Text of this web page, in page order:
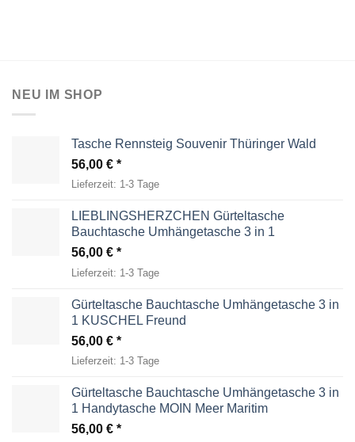
NEU IM SHOP
Tasche Rennsteig Souvenir Thüringer Wald
56,00 €
Lieferzeit: 1-3 Tage
LIEBLINGSHERZCHEN Gürteltasche
Bauchtasche Umhängetasche 3 in 1
56,00 €
Lieferzeit: 1-3 Tage
Gürteltasche Bauchtasche Umhängetasche 3 in
1 KUSCHEL Freund
56,00 €
Lieferzeit: 1-3 Tage
Gürteltasche Bauchtasche Umhängetasche 3 in
1 Handytasche MOIN Meer Maritim
56,00 €